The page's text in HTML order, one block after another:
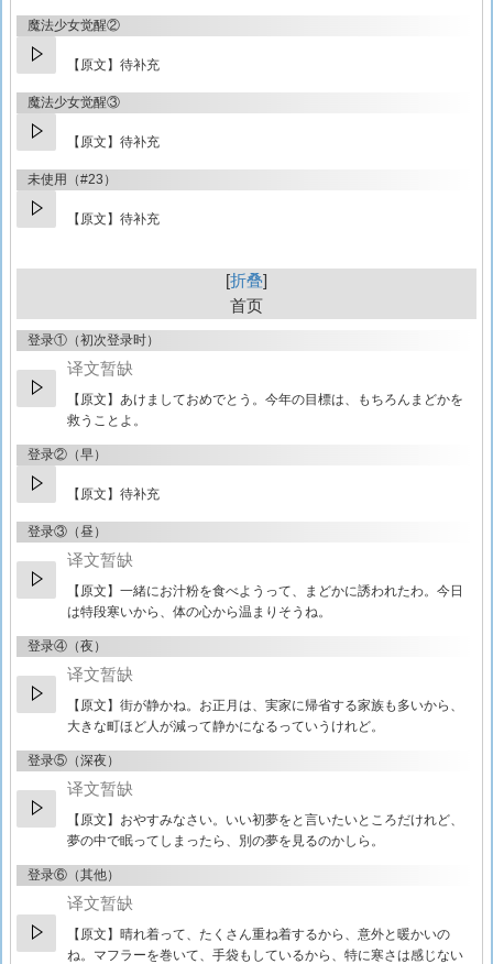
魔法少女觉醒②
【原文】待补充
魔法少女觉醒③
【原文】待补充
未使用（#23）
【原文】待补充
折叠
首页
登录①（初次登录时）
译文暂缺
【原文】 あけましておめでとう。今年の目標は、もちろんまどかを
救うことよ。
登录②（早）
【原文】待补充
登录③（昼）
译文暂缺
【原文】 一緒にお汁粉を食べようって、まどかに誘われたわ。今日
は特段寒いから、体の心から温まりそうね。
登录④（夜）
译文暂缺
【原文】 街が静かね。お正月は、実家に帰省する家族も多いから、
大きな町ほど人が減って静かになるっていうけれど。
登录⑤（深夜）
译文暂缺
【原文】 おやすみなさい。いい初夢をと言いたいところだけれど、
夢の中で眠ってしまったら、別の夢を見るのかしら。
登录⑥（其他）
译文暂缺
【原文】 晴れ着って、たくさん重ね着するから、意外と暖かいの
ね。マフラーを巻いて、手袋もしているから、特に寒さは感じない